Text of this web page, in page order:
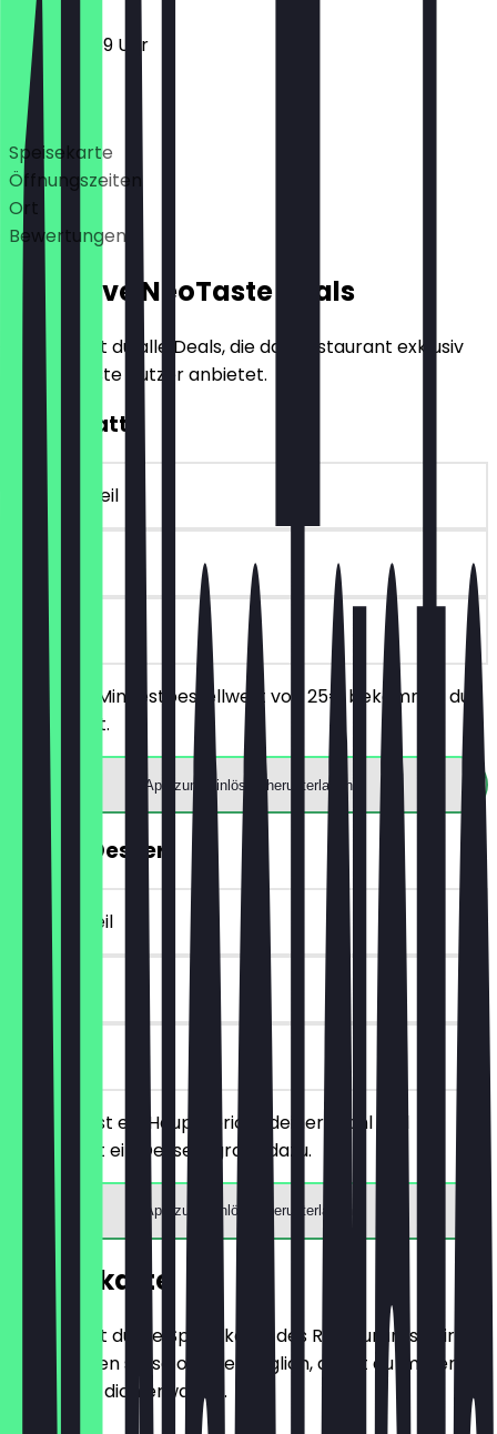
12:00 - 23:59 Uhr
Deals
Speisekarte
Öffnungszeiten
Ort
Bewertungen
Exklusive NeoTaste Deals
Hier findest du alle Deals, die das Restaurant exklusiv
für NeoTaste Nutzer anbietet.
10€ Rabatt
~10 € Vorteil
7 Tage
vor Ort
Ab einem Mindestbestellwert von 25€ bekommst du
10€ Rabatt.
App zum Einlösen herunterladen
GRATIS Dessert
~7 € Vorteil
7 Tage
vor Ort
Du bestellst ein Hauptgericht deiner Wahl und
bekommst ein Dessert gratis dazu.
App zum Einlösen herunterladen
Speisekarte
Hier findest du die Speisekarte des Restaurants. Wir
aktualisieren sie so oft wie möglich, damit du immer
weißt, was dich erwartet.